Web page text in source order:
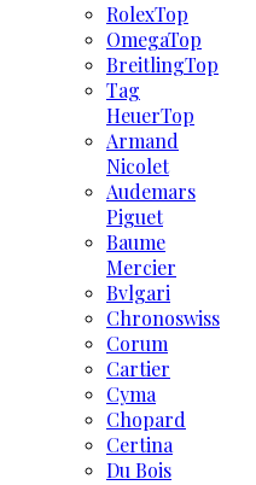
RolexTop
OmegaTop
BreitlingTop
Tag
HeuerTop
Armand
Nicolet
Audemars
Piguet
Baume
Mercier
Bvlgari
Chronoswiss
Corum
Cartier
Cyma
Chopard
Certina
Du Bois